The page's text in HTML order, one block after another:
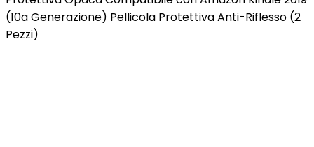
(10a Generazione) Pellicola Protettiva Anti-Riflesso (2
Pezzi)